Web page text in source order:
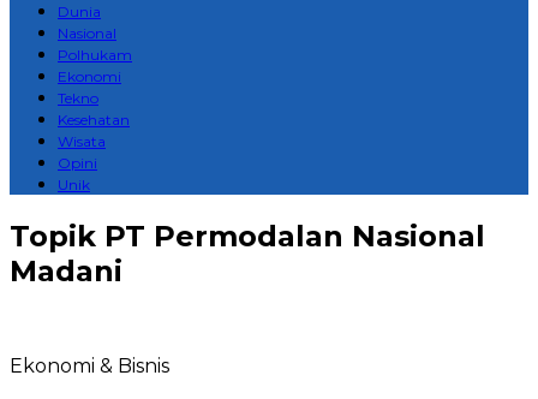
Dunia
Nasional
Polhukam
Ekonomi
Tekno
Kesehatan
Wisata
Opini
Unik
Topik PT Permodalan Nasional
Madani
Ekonomi & Bisnis